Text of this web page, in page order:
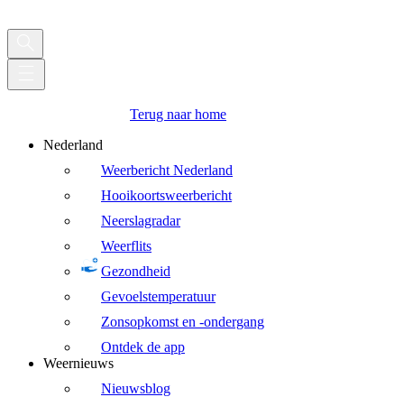
Terug naar home
Nederland
Weerbericht Nederland
Hooikoortsweerbericht
Neerslagradar
Weerflits
Gezondheid
Gevoelstemperatuur
Zonsopkomst en -ondergang
Ontdek de app
Weernieuws
Nieuwsblog